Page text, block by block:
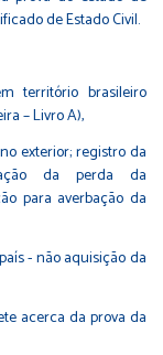
de Estado Civil.
território brasileiro
– Livro A),
exterior; registro da
da perda da
para averbação da
- não aquisição da
acerca da prova da